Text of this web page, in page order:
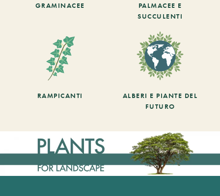
GRAMINACEE
PALMACEE E
SUCCULENTI
RAMPICANTI
ALBERI E PIANTE DEL
FUTURO